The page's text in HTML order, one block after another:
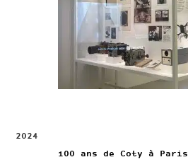
2024
100 ans de Coty à Paris